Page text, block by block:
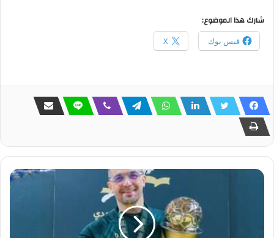
شارك هذا الموضوع:
فيس بوك X